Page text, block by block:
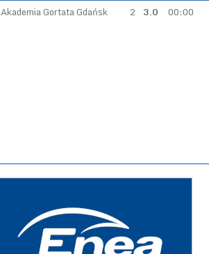
Akademia Gortata Gdańsk 2 3.0 00:00